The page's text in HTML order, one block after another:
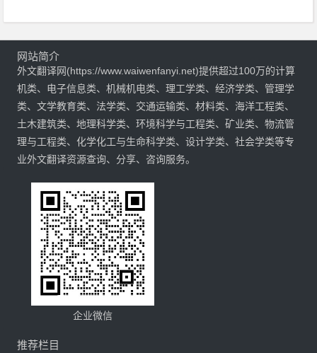
网站简介
外文翻译网(https://www.waiwenfanyi.net)提供超过100万的计算
机类、电子信息类、机械机电类、理工学类、经济学类、管理学
类、文学教育类、法学类、交通运输类、材料类、海洋工程类、
土木建筑类、地理科学类、环境科学与工程类、矿业类、物流管
理与工程类、化学化工与生命科学类、设计学类、社会学类等专
业外文翻译资源查询、分享、咨询服务。
企业微信
推荐栏目